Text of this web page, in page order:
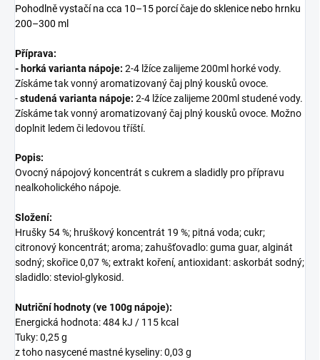
Pohodlně vystačí na cca 10–15 porcí čaje do sklenice nebo hrnku
200–300 ml
Příprava:
- horká varianta nápoje: 2-4 lžíce zalijeme 200ml horké vody.
Získáme tak vonný aromatizovaný čaj plný kousků ovoce.
-studená varianta nápoje: 2-4 lžíce zalijeme 200ml studené vody.
Získáme tak vonný aromatizovaný čaj plný kousků ovoce. Možno
doplnit ledem či ledovou tříští.
Popis:
Ovocný nápojový koncentrát s cukrem a sladidly pro přípravu
nealkoholického nápoje.
Složení:
Hrušky 54 %; hruškový koncentrát 19 %; pitná voda; cukr;
citronový koncentrát; aroma; zahušťovadlo: guma guar, alginát
sodný; skořice 0,07 %; extrakt koření, antioxidant: askorbát sodný;
sladidlo: steviol-glykosid.
Nutriční hodnoty (ve 100g nápoje):
Energická hodnota: 484 kJ / 115 kcal
Tuky: 0,25 g
z toho nasycené mastné kyseliny: 0,03 g